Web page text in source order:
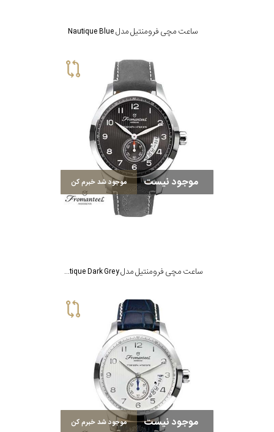
ساعت مچی فرومنتیل مدل Nautique Blue
موجود نیست موجود شد خبرم کن
ساعت مچی فرومنتیل مدل Nautique Dark Grey
موجود نیست موجود شد خبرم کن